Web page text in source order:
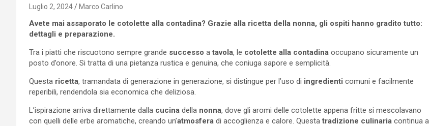
Luglio 2, 2024 Marco Carlino
Avete mai assaporato le cotolette alla contadina? Grazie alla ricetta della nonna, gli ospiti hanno gradito tutto:
dettagli e preparazione.
Tra i piatti che riscuotono sempre grande successo atavola, le cotolette alla contadina occupano sicuramente un
posto d’onore. Si tratta di una pietanza rustica e genuina, che coniuga sapore e semplicità.
Questa ricetta, tramandata di generazione in generazione, si distingue per l’uso di ingredienti comuni e facilmente
reperibili, rendendola sia economica che deliziosa.
L’ispirazione arriva direttamente dalla cucina della nonna, dove gli aromi delle cotolette appena fritte si mescolavano
con quelli delle erbe aromatiche, creando un’atmosfera di accoglienza e calore. Questatradizione culinaria continua a